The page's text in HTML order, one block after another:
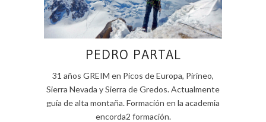
PEDRO PARTAL
31 años GREIM en Picos de Europa, Pirineo,
Sierra Nevada y Sierra de Gredos. Actualmente
guía de alta montaña. Formación en la academia
encorda2 formación.